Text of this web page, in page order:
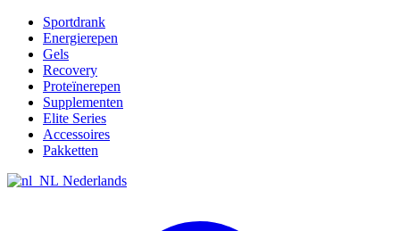
Sportdrank
Energierepen
Gels
Recovery
Proteïnerepen
Supplementen
Elite Series
Accessoires
Pakketten
Nederlands